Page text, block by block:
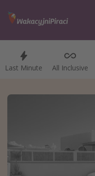
Last Minute All Inclusive
Last Minute All Inclusive
Kategorie
Kierunki